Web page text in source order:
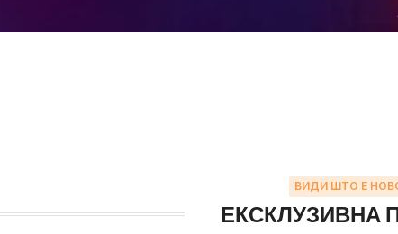
ВИДИ ШТО Е
ЕКСКЛУЗИВНА